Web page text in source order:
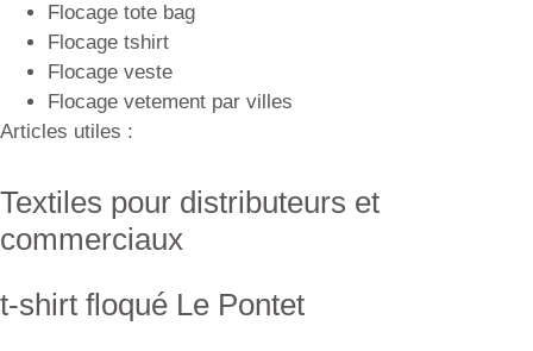
Flocage tote bag
Flocage tshirt
Flocage veste
Flocage vetement par villes
Articles utiles :
Textiles pour distributeurs et
commerciaux
t-shirt floqué Le Pontet